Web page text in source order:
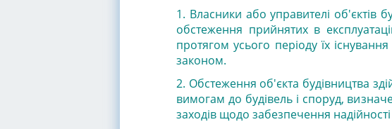
1. Власники або управителі об'єктів
обстеження прийнятих в
протягом усього періоду їх існування
законом.
2. Обстеження об'єкта будівництва
вимогам до будівель і споруд,
заходів щодо забезпечення